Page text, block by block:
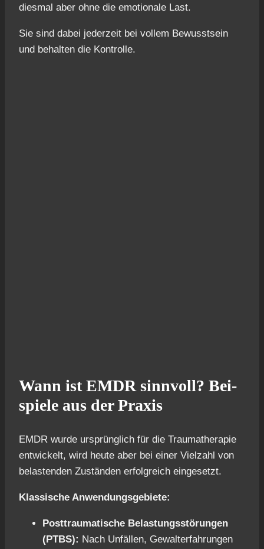
dies­mal aber ohne die emo­tio­na­le Last.
Sie sind dabei jeder­zeit bei vol­lem Bewusst­sein
und behal­ten die Kon­trol­le.
Wann ist EMDR sinn­voll? Bei­
spie­le aus der Pra­xis
EMDR wur­de ursprüng­lich für die Trau­ma­the­ra­pie
ent­wi­ckelt, wird heu­te aber bei einer Viel­zahl von
belas­ten­den Zustän­den erfolg­reich ein­ge­setzt.
Klas­si­sche Anwen­dungs­ge­bie­te:
Post­trau­ma­ti­sche Belas­tungs­stö­run­gen
(PTBS): Nach Unfäl­len, Gewalt­er­fah­run­gen